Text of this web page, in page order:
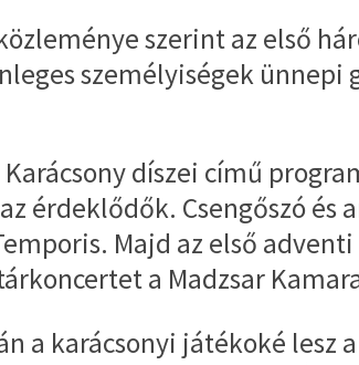
szerint az első
személyiségek
díszei című
érdeklődők. Csengőszó és
Majd az első
a Madzsar
a karácsonyi játékoké lesz